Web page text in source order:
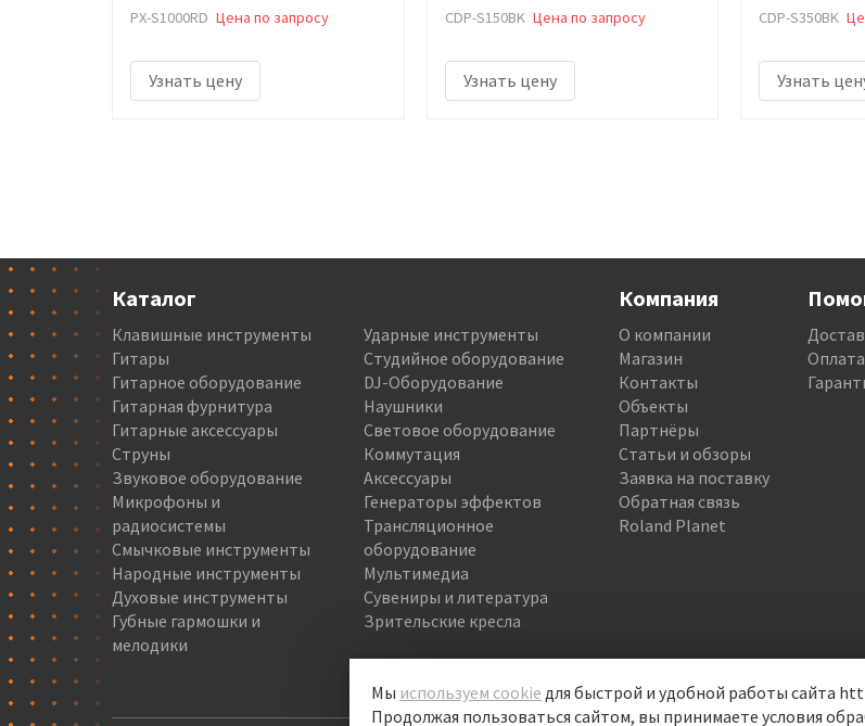
PX-S1000RD Цена по запросу
Узнать цену
CDP-S150BK Цена по запросу
Узнать цену
CDP-S350BK
Узнать
Каталог
Клавишные инструменты
Гитары
Гитарное оборудование
Гитарная фурнитура
Гитарные аксессуары
Струны
Звуковое оборудование
Микрофоны и
радиосистемы
Смычковые инструменты
Народные инструменты
Духовые инструменты
Губные гармошки и
мелодики
Ударные инструменты
Студийное оборудование
DJ-Оборудование
Наушники
Световое оборудование
Коммутация
Аксессуары
Генераторы эффектов
Трансляционное
оборудование
Мультимедиа
Сувениры и литература
Зрительские кресла
Компания
О компании
Магазин
Контакты
Объекты
Партнёры
Статьи и обзоры
Заявка на поставку
Обратная связь
Roland Planet
Оплата
Мы используем cookie для быстрой и удобной работы сайта
Продолжая пользоваться сайтом, вы принимаете условия